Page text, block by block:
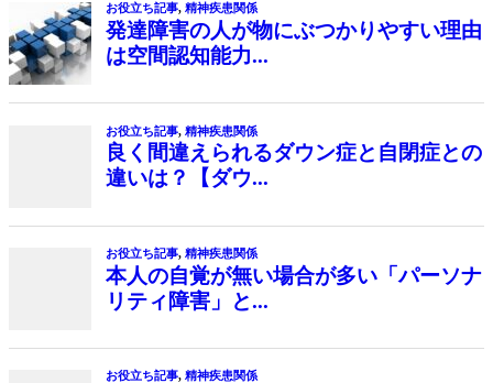
お役立ち記事, 精神疾患関係
発達障害の人が物にぶつかりやすい理由
は空間認知能力...
お役立ち記事, 精神疾患関係
良く間違えられるダウン症と自閉症との
違いは？【ダウ...
お役立ち記事, 精神疾患関係
本人の自覚が無い場合が多い「パーソナ
リティ障害」と...
お役立ち記事, 精神疾患関係